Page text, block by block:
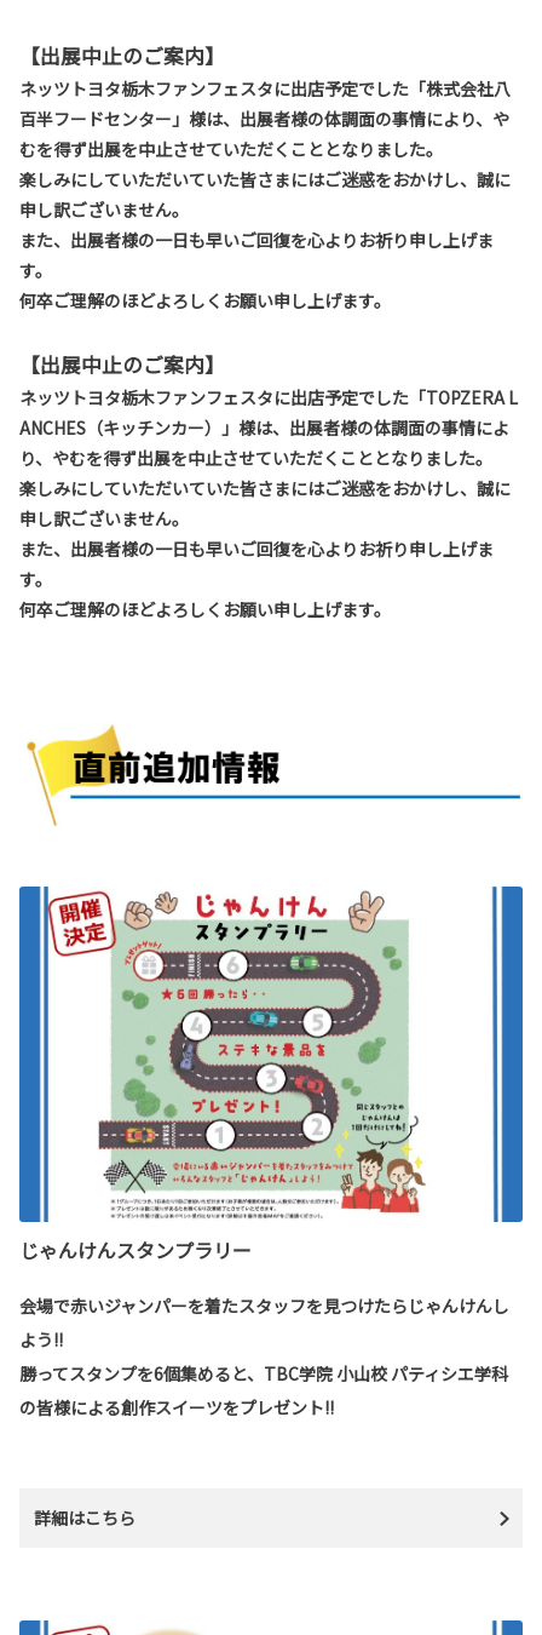
【出展中止のご案内】
ネッツトヨタ栃木ファンフェスタに出店予定でした「株式会社八
百半フードセンター」様は、出展者様の体調面の事情により、や
むを得ず出展を中止させていただくこととなりました。
楽しみにしていただいていた皆さまにはご迷惑をおかけし、誠に
申し訳ございません。
また、出展者様の一日も早いご回復を心よりお祈り申し上げま
す。
何卒ご理解のほどよろしくお願い申し上げます。
【出展中止のご案内】
ネッツトヨタ栃木ファンフェスタに出店予定でした「TOPZERA L
ANCHES（キッチンカー）」様は、出展者様の体調面の事情によ
り、やむを得ず出展を中止させていただくこととなりました。
楽しみにしていただいていた皆さまにはご迷惑をおかけし、誠に
申し訳ございません。
また、出展者様の一日も早いご回復を心よりお祈り申し上げま
す。
何卒ご理解のほどよろしくお願い申し上げます。
じゃんけんスタンプラリー
会場で赤いジャンパーを着たスタッフを見つけたら じゃんけんし
よう!!
勝ってスタンプを6個集めると、TBC学院 小山校パティシエ学科
の皆様による創作スイーツをプレゼント!!
詳細はこちら